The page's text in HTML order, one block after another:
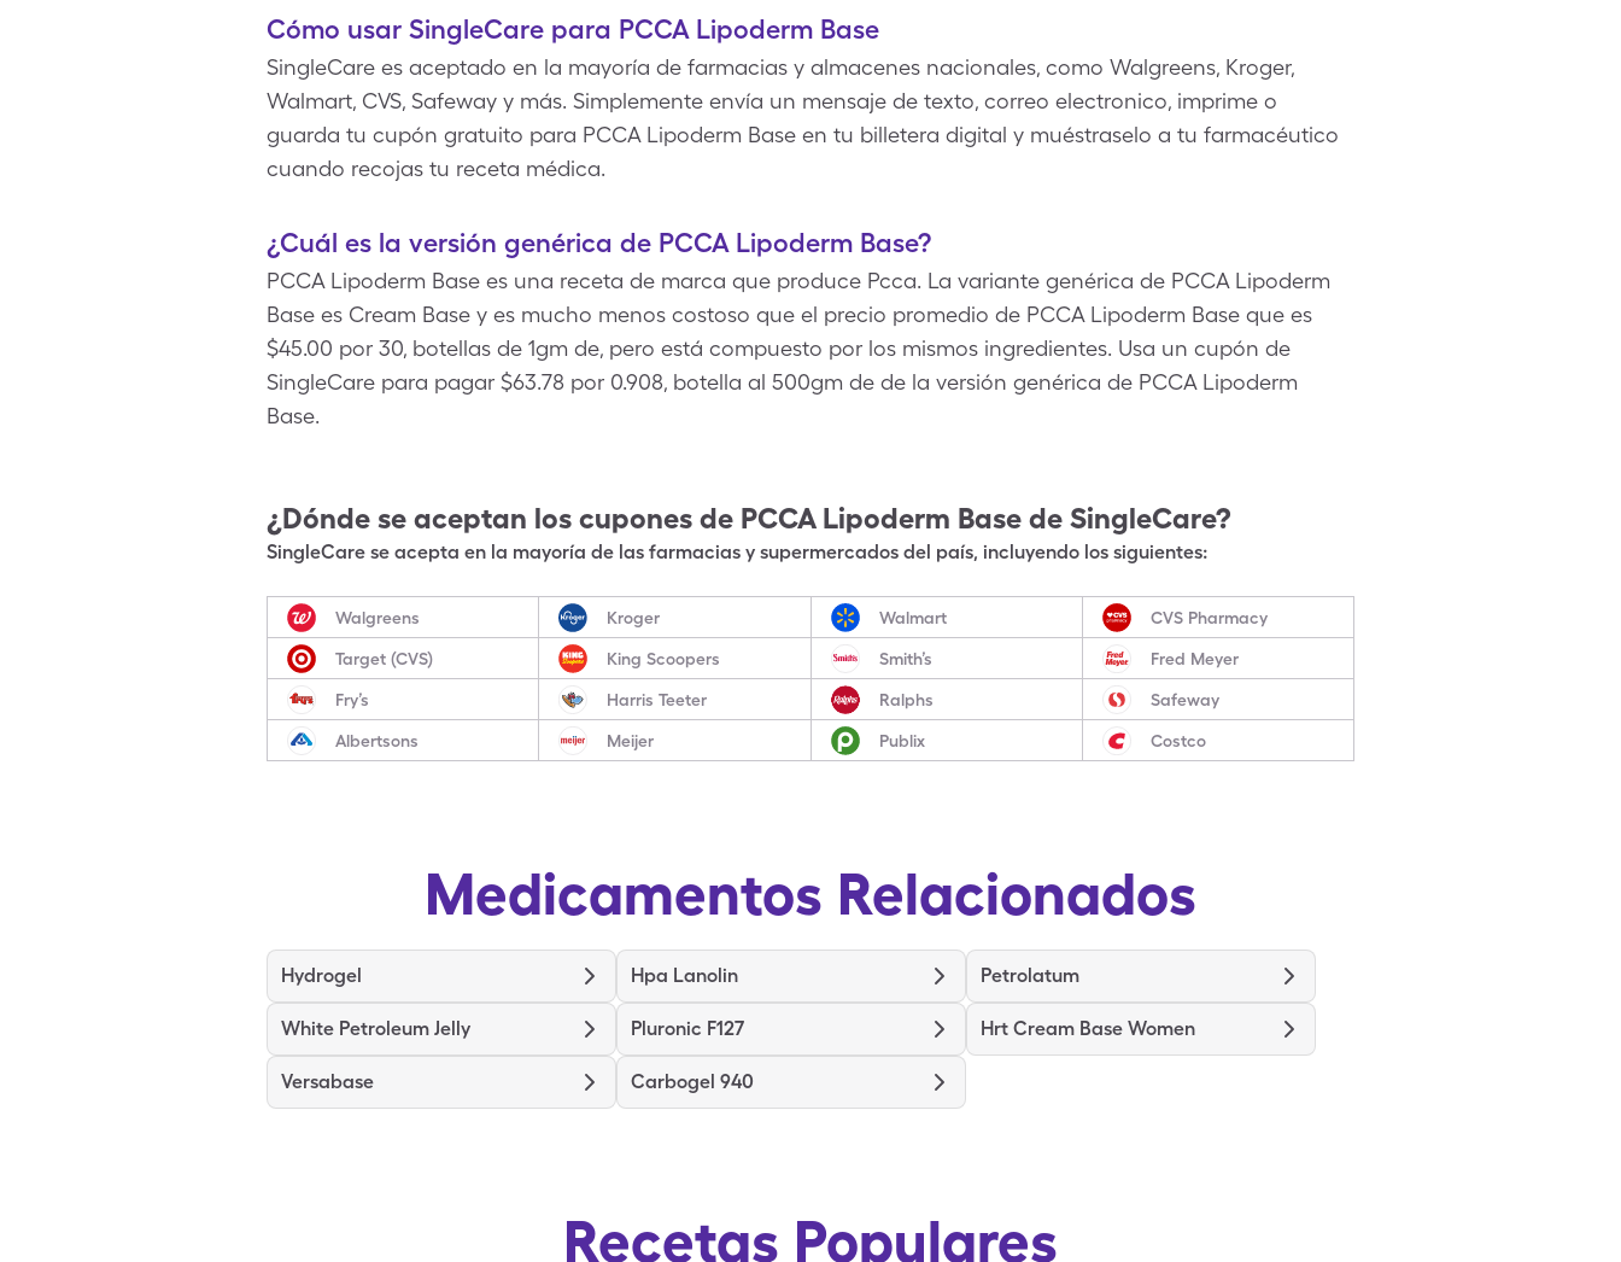
Cómo usar SingleCare para PCCA Lipoderm Base
SingleCare es aceptado en la mayoría de farmacias y almacenes nacionales, como Walgreens, Kroger,
Walmart, CVS, Safeway y más. Simplemente envía un mensaje de texto, correo electronico, imprime o
guarda tu cupón gratuito para PCCA Lipoderm Base en tu billetera digital y muéstraselo a tu farmacéutico
cuando recojas tu receta médica.
¿Cuál es la versión genérica de PCCA Lipoderm Base?
PCCA Lipoderm Base es una receta de marca que produce Pcca. La variante genérica de PCCA Lipoderm
Base es Cream Base y es mucho menos costoso que el precio promedio de PCCA Lipoderm Base que es
$45.00 por 30, botellas de 1gm de, pero está compuesto por los mismos ingredientes. Usa un cupón de
SingleCare para pagar $63.78 por 0.908, botella al 500gm de de la versión genérica de PCCA Lipoderm
Base.
¿Dónde se aceptan los cupones de PCCA Lipoderm Base de SingleCare?
SingleCare se acepta en la mayoría de las farmacias y supermercados del país, incluyendo los siguientes:
Walgreens Kroger Walmart CVS Pharmacy
Target (CVS) King Scoopers Smith’s Fred Meyer
Fry’s Harris Teeter Ralphs Safeway
Albertsons Meijer Publix Costco
Medicamentos Relacionados
Hydrogel Hpa Lanolin Petrolatum
White Petroleum Jelly Pluronic F127 Hrt Cream Base Women
Versabase Carbogel 940
Recetas Populares